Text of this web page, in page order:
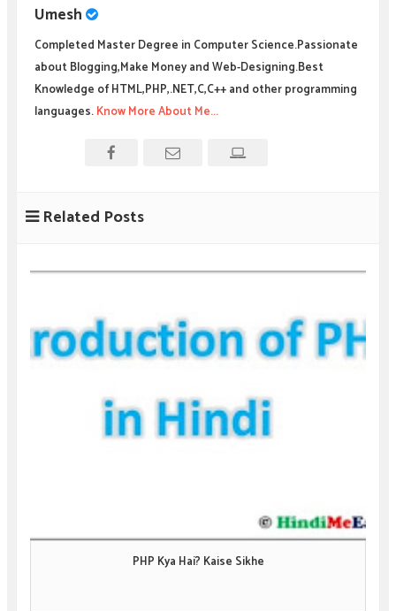
Umesh
Completed Master Degree in Computer Science.Passionate
about Blogging,Make Money and Web-Designing.Best
Knowledge of HTML,PHP,.NET,C,C++ and other programming
languages.Know More About Me...
Related Posts
PHP Kya Hai? Kaise Sikhe